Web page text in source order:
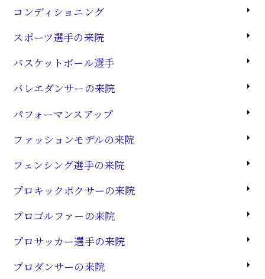
コンディショニング
スポーツ選手の来院
バスケットボール選手
バレエダンサーの来院
パフォーマンスアップ
ファッションモデルの来院
フェンシング選手の来院
プロキックボクサーの来院
プロゴルファーの来院
プロサッカー選手の来院
プロダンサーの来院